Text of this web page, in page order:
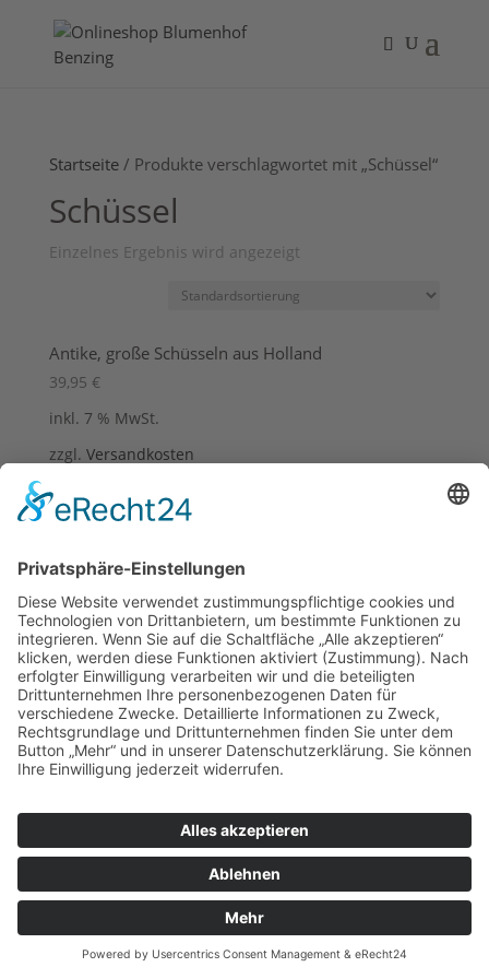
Startseite/ Produkte verschlagwortet mit „Schüssel“
Schüssel
Einzelnes Ergebnis wird angezeigt
Antike, große Schüsseln aus Holland
39,95 €
inkl. 7 % MwSt.
zzgl. Versandkosten
© Blumenhof Benzing, 2018
0